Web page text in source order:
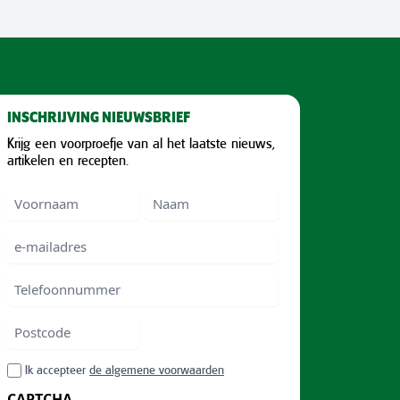
INSCHRIJVING NIEUWSBRIEF
Krijg een voorproefje van al het laatste nieuws,
artikelen en recepten.
Voornaam
Telefoonnummer
Postcode
ZIP
/
RGPDIk accepteer de algemene voorwaarden